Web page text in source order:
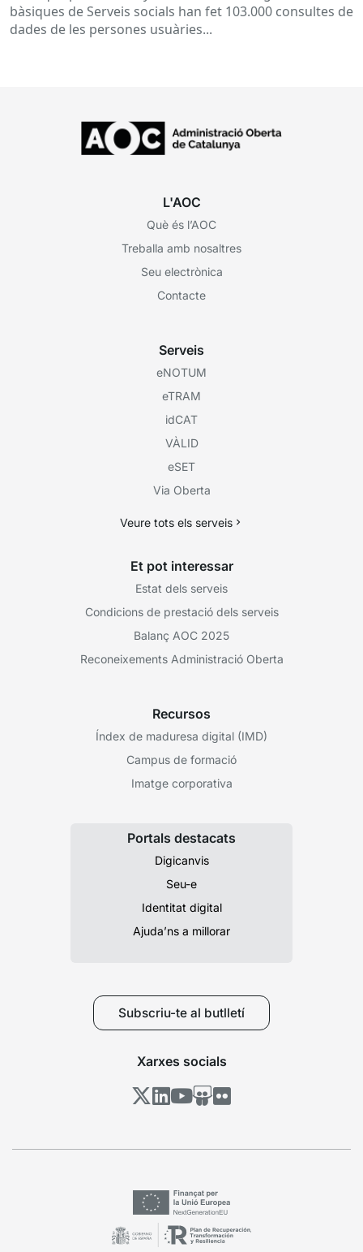
bàsiques de Serveis socials han fet 103.000 consultes de
dades de les persones usuàries...
L'AOC
Què és l’AOC
Treballa amb nosaltres
Seu electrònica
Contacte
Serveis
eNOTUM
eTRAM
idCAT
VÀLID
eSET
Via Oberta
Veure tots els serveis
Et pot interessar
Estat dels serveis
Condicions de prestació dels serveis
Balanç AOC 2025
Reconeixements Administració Oberta
Recursos
Índex de maduresa digital (IMD)
Campus de formació
Imatge corporativa
Portals destacats
Digicanvis
Seu-e
Identitat digital
Ajuda’ns a millorar
Subscriu-te al butlletí
Xarxes socials